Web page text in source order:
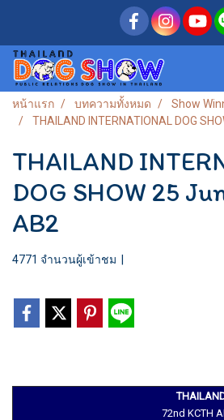
หน้าแรก บทความทั้งหมด
Show
THAILAND INTERNATIONAL DOG
THAILAND
DOG SHOW 25
AB2
4771 จำนวนผู้เข้าชม
72nd KCTH